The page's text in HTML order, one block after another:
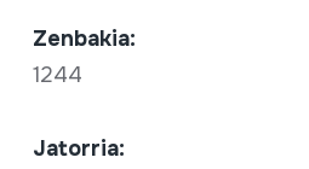
Zenbakia:
1244
Jatorria: